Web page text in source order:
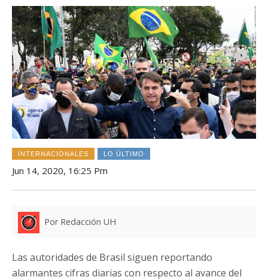
INTERNACIONALES LO ÚLTIMO
Jun 14, 2020, 16:25 Pm
Por Redacción UH
Las autoridades de Brasil siguen reportando
alarmantes cifras diarias con respecto al avance del